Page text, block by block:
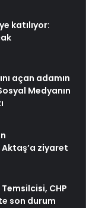
katılıyor:
açan adamın
Medyanın
ziyaret
CHP
son durum